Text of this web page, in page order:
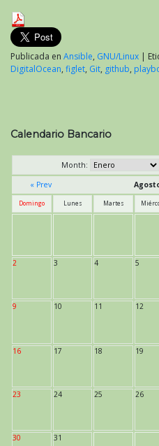
Publicada en Ansible, GNU/Linux |
DigitalOcean, figlet, Git, github,
Calendario Bancario
Month:
« Prev
Domingo Lunes Martes
2 3 4 5
9 10 11 12
16 17 18 19
23 24 25 26
30 31